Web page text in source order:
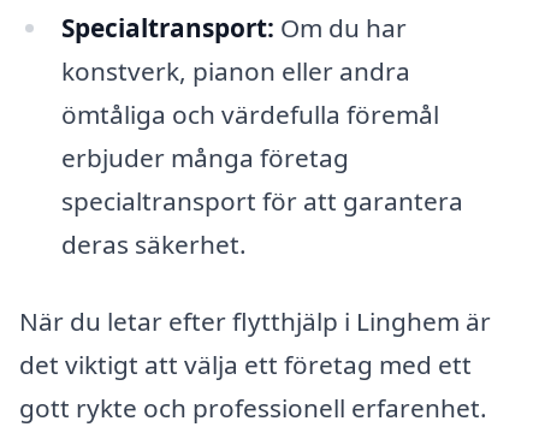
Specialtransport: Om du har
konstverk, pianon eller andra
ömtåliga och värdefulla föremål
erbjuder många företag
specialtransport för att garantera
deras säkerhet.
När du letar efter flytthjälp i Linghem är
det viktigt att välja ett företag med ett
gott rykte och professionell erfarenhet.